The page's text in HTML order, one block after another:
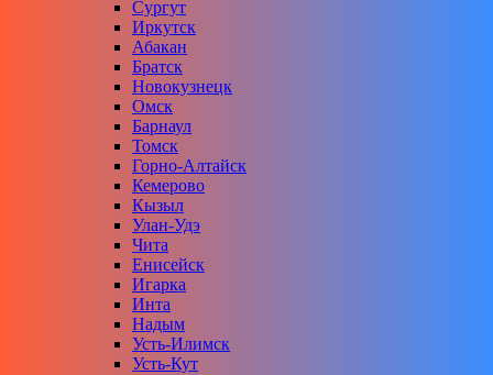
Сургут
Иркутск
Абакан
Братск
Новокузнецк
Омск
Барнаул
Томск
Горно-Алтайск
Кемерово
Кызыл
Улан-Удэ
Чита
Енисейск
Игарка
Инта
Надым
Усть-Илимск
Усть-Кут